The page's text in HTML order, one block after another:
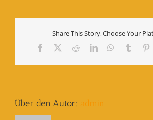
Share This Story, Choose Your
Facebook RedditLinkedInWhatsApp
Tumblr
Über den Autor: admin